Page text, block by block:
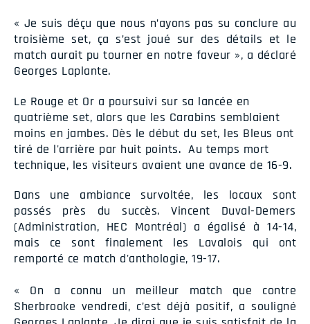
« Je suis déçu que nous n’ayons pas su conclure au
troisième set, ça s’est joué sur des détails et le
match aurait pu tourner en notre faveur », a déclaré
Georges Laplante.
Le Rouge et Or a poursuivi sur sa lancée en
quatrième set, alors que les Carabins semblaient
moins en jambes. Dès le début du set, les Bleus ont
tiré de l'arrière par huit points. Au temps mort
technique, les visiteurs avaient une avance de 16-9.
Dans une ambiance survoltée, les locaux sont
passés près du succès. Vincent Duval-Demers
(Administration, HEC Montréal) a égalisé à 14-14,
mais ce sont finalement les Lavalois qui ont
remporté ce match d'anthologie, 19-17.
« On a connu un meilleur match que contre
Sherbrooke vendredi, c’est déjà positif, a souligné